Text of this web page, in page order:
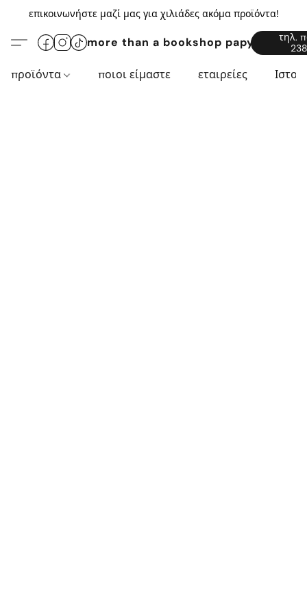
επικοινωνήστε μαζί μας για χιλιάδες ακόμα προϊόντα!
more than a bookshop
τηλ.
προϊόντα ποιοι είμαστε εταιρείες